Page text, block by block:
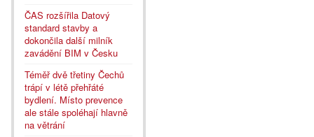
ČAS rozšířila Datový
standard stavby a
dokončila další milník
zavádění BIM v Česku
Téměř dvě třetiny Čechů
trápí v létě přehřáté
bydlení. Místo prevence
ale stále spoléhají hlavně
na větrání